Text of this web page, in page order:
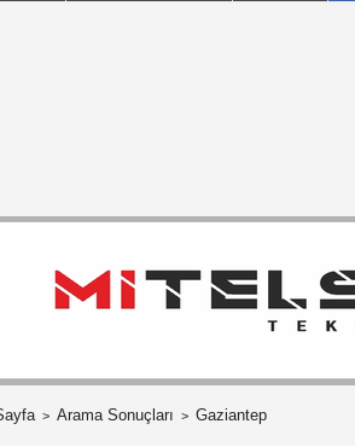
Arama Sonuçları Gaziantep